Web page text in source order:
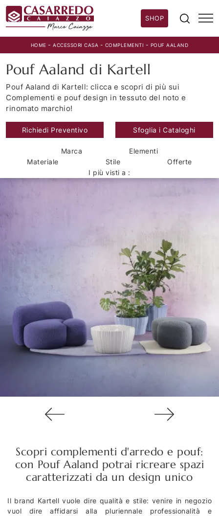
SHOP
HOME -ACCESSORI CASA - COMPLEMENTI - POUF AALAND
Pouf Aaland di Kartell
Pouf Aaland di Kartell: clicca e scopri di più sui
Complementi e pouf design in tessuto del noto e
rinomato marchio!
Richiedi Preventivo Sfoglia i Cataloghi
Marca
Elementi
Materiale
Stile
Offerte
I più visti a :
Scopri complementi d'arredo e pouf:
con Pouf Aaland potrai ricreare spazi
caratterizzati da un design unico
Il brand Kartell vuole dire qualità e stile: venire in negozio
vuol dire affidarsi alla pluriennale professionalità e